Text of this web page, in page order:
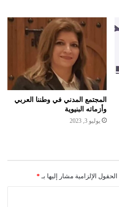
المجتمع المدني في وطننا العربي
وأزماته البنيوية
يوليو 3, 2023
الحقول الإلزامية مشار إليها بـ *